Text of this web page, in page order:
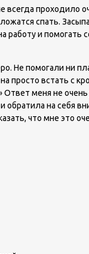
всегда проходило
спать.
работу и помогать
Не помогали ни
просто встать с
Ответ меня не
обратила на себя
что мне это